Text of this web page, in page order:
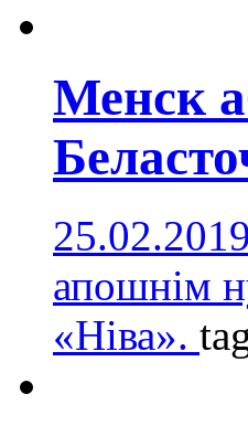
Менск
апошнім
«Ніва».